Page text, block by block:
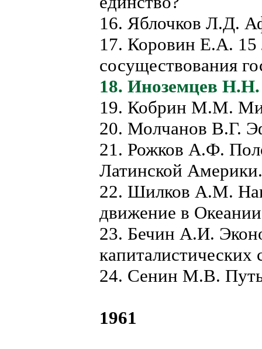
16. Яблочков Л.Д.
17. Коровин Е.А.
сосуществования
18. Иноземцев
19. Кобрин М.М.
20. Молчанов В.Г.
21. Рожков А.Ф.
Латинской Америки.
22. Шилков А.М.
движение в
23. Бечин А.И.
капиталистических
24. Сенин М.В. Путь
1961